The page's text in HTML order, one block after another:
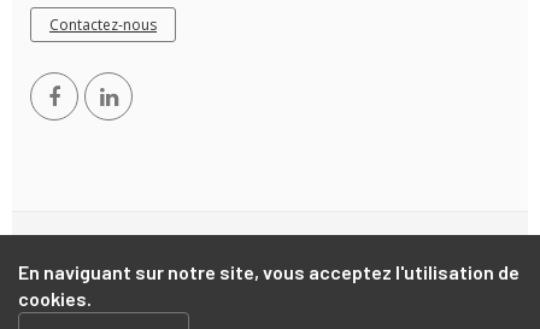
En naviguant sur notre site, vous acceptez l'utilisation de
cookies.
Contactez-nous
Reserved